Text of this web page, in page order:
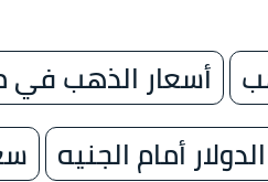
أسعار الذهب في
أمام الجنيه